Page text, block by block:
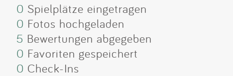
0 Spielplätze eingetragen
0 Fotos hochgeladen
5 Bewertungen abgegeben
0 Favoriten gespeichert
0 Check-Ins